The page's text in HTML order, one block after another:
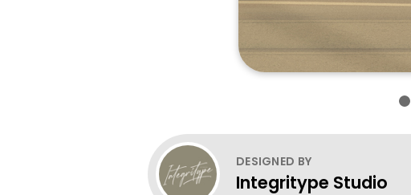
DESIGNED BY
Integritype Studio